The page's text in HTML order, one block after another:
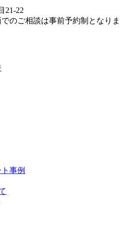
21-22
のご相談は事前予約制となりま
事例